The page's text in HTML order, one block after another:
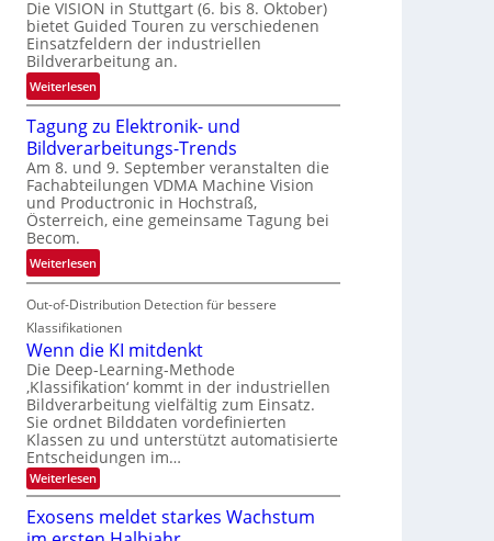
t
e
M
g
l
i
c
h
k
e
i
t
e
n
c
k
k
e
h
d
e
r
i
n
I
S
I
O
N
T
e
c
h
T
a
l
k
Die VISION in Stuttgart (6. bis 8. Oktober)
bietet Guided Touren zu verschiedenen
Einsatzfeldern der industriellen
Bildverarbeitung an.
Weiterlesen:
G
u
i
d
e
d
T
o
u
e
n
a
u
f
d
e
r
V
I
S
Tagung zu Elektronik- und
Bildverarbeitungs-Trends
Am 8. und 9. September veranstalten die
Fachabteilungen VDMA Machine Vision
und Productronic in Hochstraß,
Österreich, eine gemeinsame Tagung bei
Becom.
Weiterlesen:
T
a
g
u
n
g
z
u
E
l
e
k
t
Out-of-Distribution Detection für bessere
Klassifikationen
Wenn die KI mitdenkt
Die Deep-Learning-Methode
‚Klassifikation‘ kommt in der industriellen
Bildverarbeitung vielfältig zum Einsatz.
Sie ordnet Bilddaten vordefinierten
Klassen zu und unterstützt automatisierte
Entscheidungen im…
Weiterlesen:
W
n
Exosens meldet starkes Wachstum